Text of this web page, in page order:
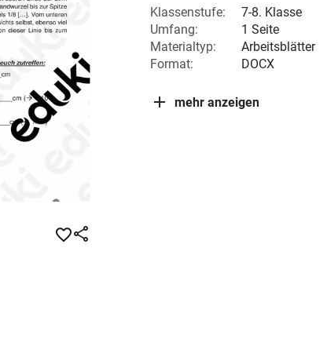
Klassenstufe:
7-8. Klasse
Umfang:
1 Seite
Materialtyp:
Arbeitsblätter
Format:
DOCX
mehr anzeigen